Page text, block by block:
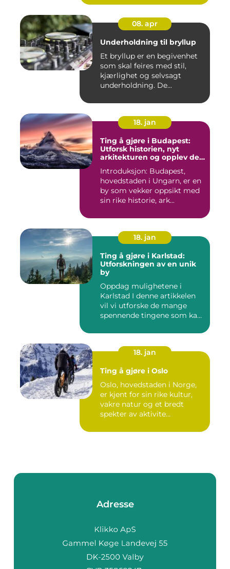
08. apr
Underholdning til bryllup
Et bryllup er en begivenhet
som skal feires med stil,
kjærlighet og selvsagt
underholdning. De...
18. jan
Ting å gjøre i Budapest:
Utforsk historien, nyt
arkitekturen og opplev det
Introduksjon: Budapest,
hovedstaden i Ungarn, er en
by som vekker oppsikt med
sin rike historie, ark...
18. jan
Ting å gjøre i Karlstad:
Utforskningen av en unik
by
Oppdag mulighetene i
Karlstad I denne artikkelen
vil vi utforske de mange
spennende tingene som kan
18. jan
Ting å gjøre i Oslo
Oslo, hovedstaden i Norge,
er kjent for sin rike kultur,
vakre natur og et bredt
spekter av aktivite...
Adresse